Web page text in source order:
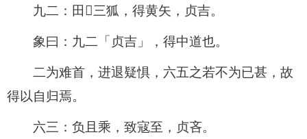
九二：田𫉬三狐，得黄矢，贞吉。
象曰：九二「贞吉」，得中道也。
二为难首，进退疑惧，六五之若不为已甚，故
得以自归焉。
六三：负且乘，致寇至，贞吝。